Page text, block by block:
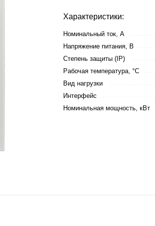
Характеристики:
Номинальный ток, А
Напряжение питания, В
Степень защиты (IP)
Рабочая температура, °С
Вид нагрузки
Интерфейс
Номинальная мощность, кВт